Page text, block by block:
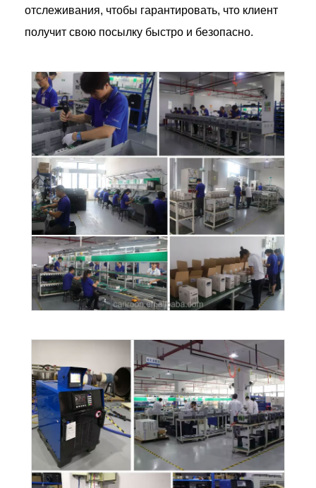
отслеживания, чтобы гарантировать, что клиент
получит свою посылку быстро и безопасно.